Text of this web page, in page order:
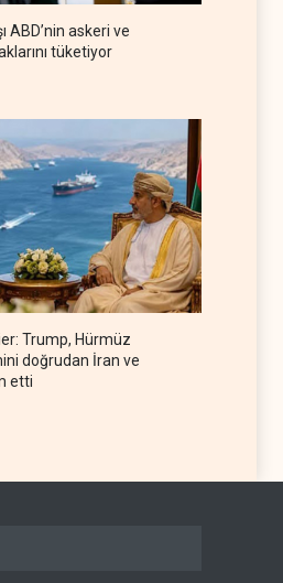
Affairs: ABD
elini çekmeli
ABD’nin askeri ve
tüketiyor
Trump, Hürmüz
doğrudan İran ve
etti